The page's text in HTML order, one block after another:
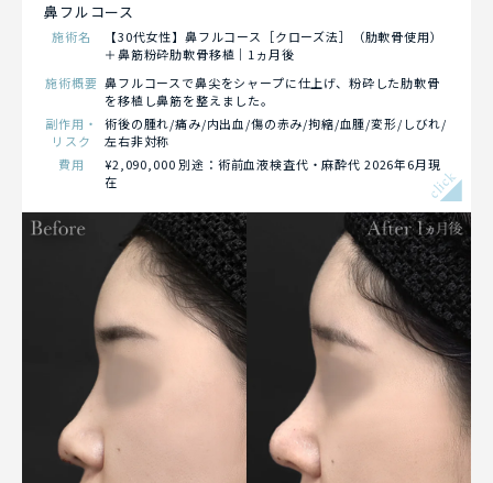
鼻フルコース
施術名
【30代女性】鼻フルコース［クローズ法］（肋軟骨使用）
＋鼻筋粉砕肋軟骨移植｜1ヵ月後
施術概要 鼻フルコースで鼻尖をシャープに仕上げ、粉砕した肋軟骨
を移植し鼻筋を整えました。
副作用・
リスク
術後の腫れ/痛み/内出血/傷の赤み/拘縮/血腫/変形/しびれ/
左右非対称
費用
¥2,090,000 別途：術前血液検査代・麻酔代 2026年6月現
在
click